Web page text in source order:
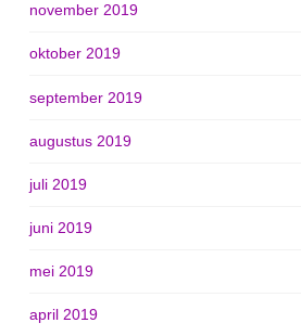
november 2019
oktober 2019
september 2019
augustus 2019
juli 2019
juni 2019
mei 2019
april 2019